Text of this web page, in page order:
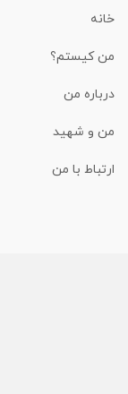
خانه
من کیستم؟
درباره من
من و شهید
ارتباط با من